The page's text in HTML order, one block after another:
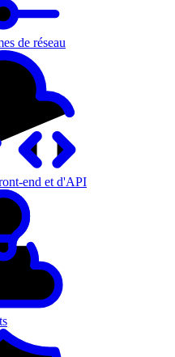
de réseau
end et d'API